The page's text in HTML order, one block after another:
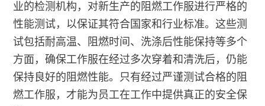
业的检测机构，对新生产的阻燃工作服进行严格的
性能测试，以保证其符合国家和行业标准。这些测
试包括耐高温、阻燃时间、洗涤后性能保持等多个
方面，确保工作服在经过多次穿着和清洗后，仍能
保持良好的阻燃性能。只有经过严谨测试合格的阻
燃工作服，才能为员工在工作中提供真正的安全保